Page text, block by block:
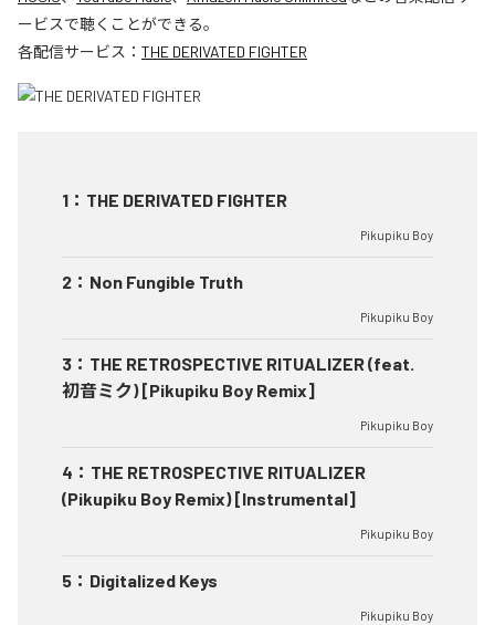
ービスで聴くことができる。
各配信サービス： THE DERIVATED FIGHTER
1 ： THE DERIVATED FIGHTER
Pikupiku Boy
2 ： Non Fungible Truth
Pikupiku Boy
3 ： THE RETROSPECTIVE RITUALIZER (feat.
初音ミク) [Pikupiku Boy Remix]
Pikupiku Boy
4 ： THE RETROSPECTIVE RITUALIZER
(Pikupiku Boy Remix) [Instrumental]
Pikupiku Boy
5 ： Digitalized Keys
Pikupiku Boy